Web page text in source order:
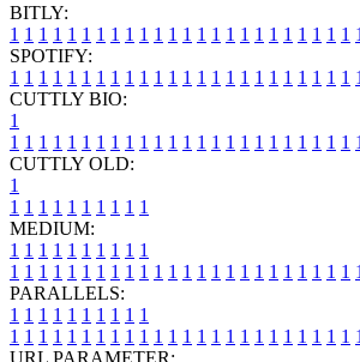
BITLY:
1 1 1 1 1 1 1 1 1 1 1 1 1 1 1 1 1 1 1 1 1 1 1 1 1
SPOTIFY:
1 1 1 1 1 1 1 1 1 1 1 1 1 1 1 1 1 1 1 1 1 1 1 1 1
CUTTLY BIO:
1
1 1 1 1 1 1 1 1 1 1 1 1 1 1 1 1 1 1 1 1 1 1 1 1 1
CUTTLY OLD:
1
1 1 1 1 1 1 1 1 1 1
MEDIUM:
1 1 1 1 1 1 1 1 1 1
1 1 1 1 1 1 1 1 1 1 1 1 1 1 1 1 1 1 1 1 1 1 1 1 1
PARALLELS:
1 1 1 1 1 1 1 1 1 1
1 1 1 1 1 1 1 1 1 1 1 1 1 1 1 1 1 1 1 1 1 1 1 1 1
URL PARAMETER: